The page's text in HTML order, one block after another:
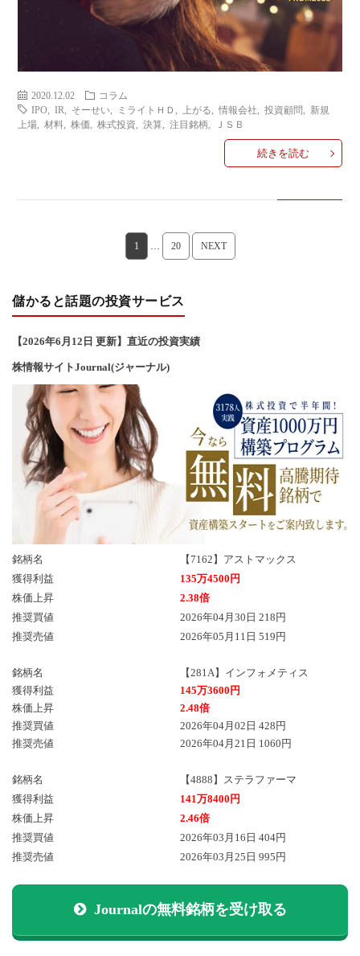
2020.12.02
コラム
IPO
,IR そーせい ミライトＨＤ 上がる ,情報会社 ,投資顧問
新規
上場 ,材料 ,株価 ,株式投資 ,決算 ,注目銘柄 ＪＳＢ
続きを読む
1 … 20 NEXT
儲かると話題の投資サービス
【2026年6 月12 日 更新】直近の投資実績
株情報サイトJournal(ジャーナル)
銘柄名
【7162】アストマックス
獲得利益
135万4500円
株価上昇
2.38倍
推奨買値
2026年04月30日 218円
推奨売値
2026年05月11日 519円
銘柄名
【281A】インフォメティス
獲得利益
145万3600円
株価上昇
2.48倍
推奨買値
2026年04月02日 428円
推奨売値
2026年04月21日 1060円
銘柄名
【4888】ステラファーマ
獲得利益
141万8400円
株価上昇
2.46倍
推奨買値
2026年03月16日 404円
推奨売値
2026年03月25日 995円
Journalの無料銘柄を受け取る